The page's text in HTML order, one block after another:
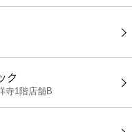
ク
寺1階店舗B